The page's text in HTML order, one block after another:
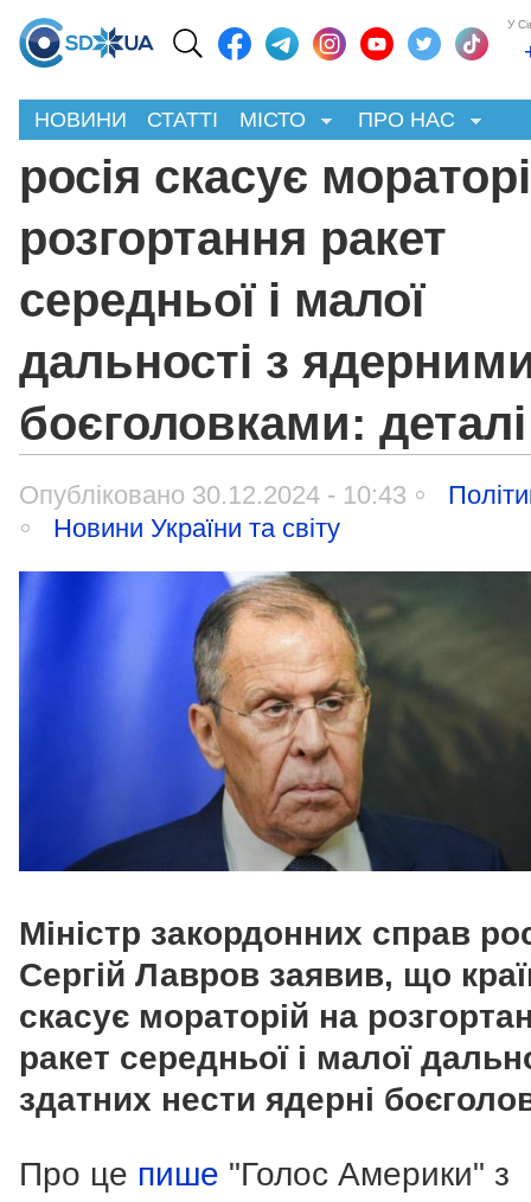
У
НОВИНИ СТАТТІ МІСТО ПРО НАС
росія скасує
розгортання ракет
середньої і малої
дальності з
боєголовками: деталі
Опубліковано 30.12.2024 - 10:43
Новини України та світу
Міністр закордонних справ
Сергій Лавров заявив, що
скасує мораторій на
ракет середньої і малої
здатних нести ядерні
Про це пише "Голос Америки" з